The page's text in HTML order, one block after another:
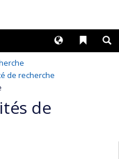
Liens
Langues
de recherche
de